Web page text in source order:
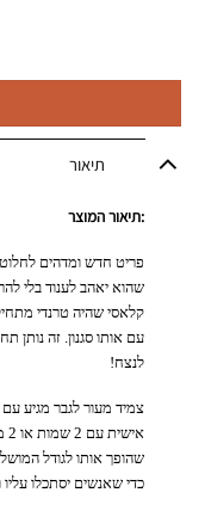
תיאור
:תיאור המוצר
פריט חדש ומדהים
שהוא יאהב לענוד בלי
עם אותו סגנון. זה נותן
לנצח!
צמיד מעור לגבר מגיע
שהופך אותו לגודל
כדי שאנשים יסתכלו עליו